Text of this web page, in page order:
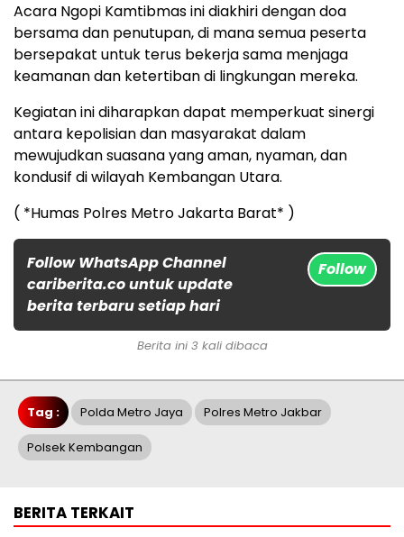
Acara Ngopi Kamtibmas ini diakhiri dengan doa
bersama dan penutupan, di mana semua peserta
bersepakat untuk terus bekerja sama menjaga
keamanan dan ketertiban di lingkungan mereka.
Kegiatan ini diharapkan dapat memperkuat sinergi
antara kepolisian dan masyarakat dalam
mewujudkan suasana yang aman, nyaman, dan
kondusif di wilayah Kembangan Utara.
( *Humas Polres Metro Jakarta Barat* )
Follow WhatsApp Channel
cariberita.co untuk update
berita terbaru setiap hari
Follow
Berita ini 3 kali dibaca
Tag : Polda Metro Jaya Polres Metro Jakbar
Polsek Kembangan
BERITA TERKAIT